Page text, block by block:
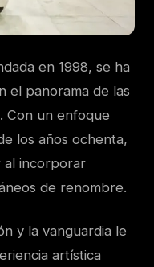
en 1998, se ha
el panorama de las
Con un enfoque
los años ochenta,
al incorporar
de renombre.
y la vanguardia le
artística